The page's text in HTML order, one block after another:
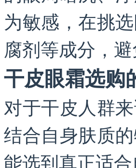
为敏感，在挑
腐剂等成分，
干皮眼霜选购
对于干皮人群
结合自身肤质
能选到真正适